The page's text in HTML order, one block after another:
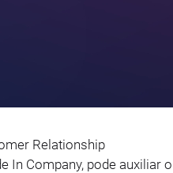
Relationship
In Company, pode auxiliar o